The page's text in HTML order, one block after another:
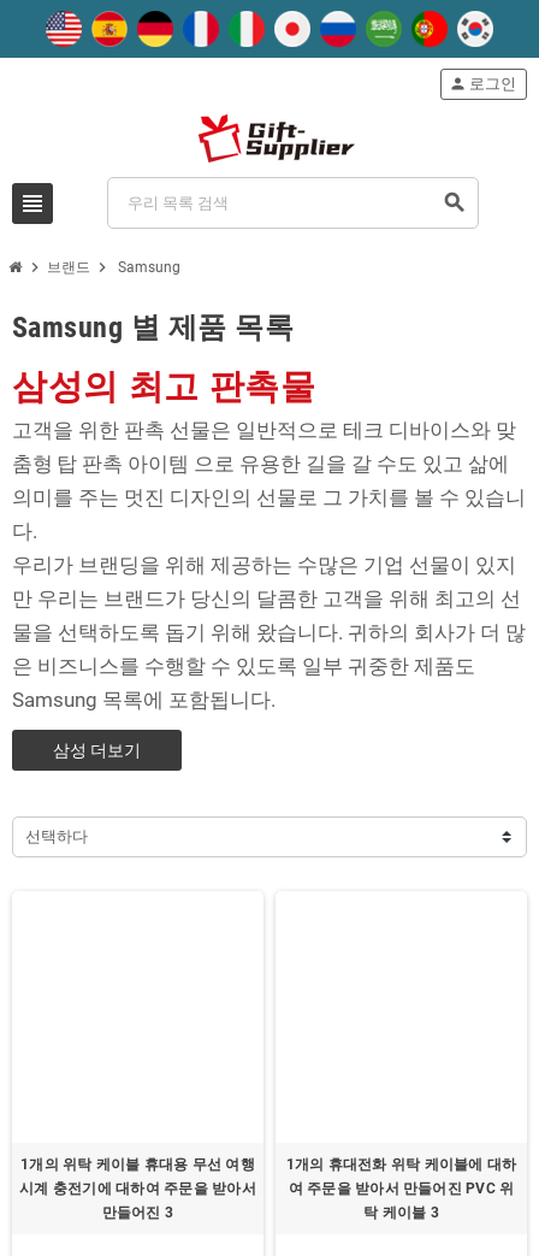
view_headline search
person 로그인
chevron_right 브랜드 chevron_right Samsung
Samsung 별 제품 목록
삼성의 최고 판촉물
고객을 위한 판촉 선물은 일반적으로 테크 디바이스와 맞
춤형 탑 판촉 아이템 으로 유용한 길을 갈 수도 있고 삶에
의미를 주는 멋진 디자인의 선물로 그 가치를 볼 수 있습니
다.
우리가 브랜딩을 위해 제공하는 수많은 기업 선물이 있지
만 우리는 브랜드가 당신의 달콤한 고객을 위해 최고의 선
물을 선택하도록 돕기 위해 왔습니다. 귀하의 회사가 더 많
은 비즈니스를 수행할 수 있도록 일부 귀중한 제품도
Samsung 목록에 포함됩니다.
삼성 더보기
선택하다
1개의 위탁 케이블 휴대용 무선 여행
시계 충전기에 대하여 주문을 받아서
만들어진 3
1개의 휴대전화 위탁 케이블에 대하
여 주문을 받아서 만들어진 PVC 위
탁 케이블 3